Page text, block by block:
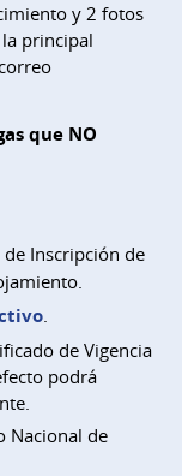
y 2 fotos
principal
que NO
de Inscripción de
.
de Vigencia
podrá
Nacional de